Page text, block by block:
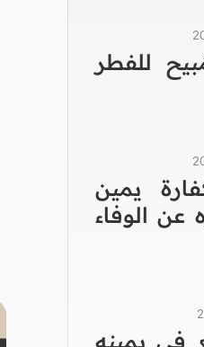
للفطر
يمين
الوفاء
يمينه